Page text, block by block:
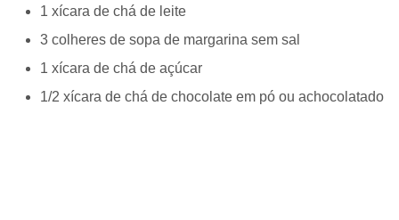
1 xícara de chá de leite
3 colheres de sopa de margarina sem sal
1 xícara de chá de açúcar
1/2 xícara de chá de chocolate em pó ou achocolatado